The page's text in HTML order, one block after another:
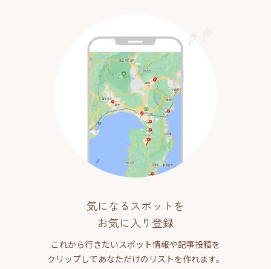
気になるスポットを
お気に入り登録
これから行きたいスポット情報や記事投稿を
クリップしてあなただけのリストを作れます。